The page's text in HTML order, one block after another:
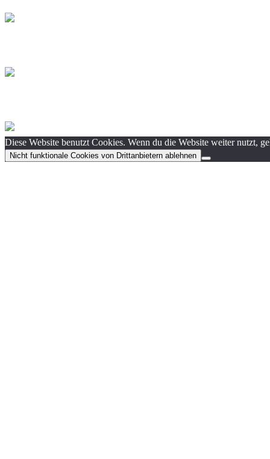
Diese Website benutzt Cookies. Wenn du die Website weiter nutzt,
Nicht funktionale Cookies von Drittanbietern ablehnen